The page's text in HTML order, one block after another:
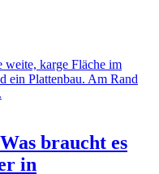
braucht es
in